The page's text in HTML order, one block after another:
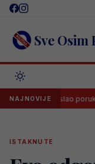
Skip
content Sve
NAJNOVIJE
poslao poruku Messiju
ISTAKNUTE